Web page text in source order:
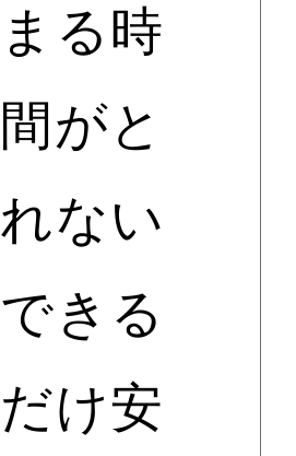
まる時
間がと
れない
できる
だけ安